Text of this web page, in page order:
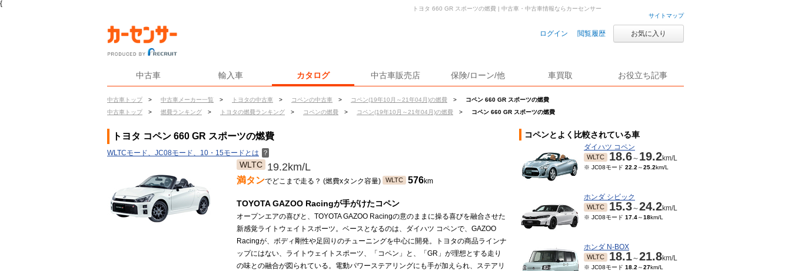
{
サイトマップ
ログイン 閲覧履歴 お気に入り
中古車 輸入車 カタログ 中古車販売店 保険/ローン/他 車買取 お役立ち記事
中古車トップ > 中古車メーカー一覧 > トヨタの中古車 > コペンの中古車 > コペン(19年10月～21年04月)の燃費 >
コペン 660 GR スポーツの燃費
中古車トップ
> 燃費ランキング > トヨタの燃費ランキング > コペンの燃費 > コペン(19年10月～21年04月)の燃費 > コペン 660 GR スポーツの燃費
トヨタ 660 GR スポーツの燃費 | 中古車・中古車情報ならカーセンサー
トヨタ コペン 660 GR スポーツの燃費
WLTCモード、JC08モード、10・15モードとは ？
WLTC 19.2km/L
満タンでどこまで走る？ (燃費xタンク容量) WLTC 576km
TOYOTA GAZOO Racingが手がけたコペン
オープンエアの喜びと、TOYOTA GAZOO Racingの意のままに操る喜びを融合させた
新感覚ライトウェイトスポーツ。ベースとなるのは、ダイハツ コペンで、GAZOO
Racingが、ボディ剛性や足回りのチューニングを中心に開発。トヨタの商品ラインナ
ップにはない、ライトウェイトスポーツ、「コペン」と、「GR」が理想とする走り
の味との融合が図られている。電動パワーステアリングにも手が加えられ、ステアリ
コペンとよく比較されている車
ダイハツ コペン
WLTC 18.6～ 19.2km/L
※ JC08モード 22.2 ～25.2km/L
ホンダ シビック
WLTC 15.3～24.2km/L
※ JC08モード 17.4～18km/L
ホンダ N-BOX
WLTC 18.1～21.8km/L
※ JC08モード 18.2 ～27km/L